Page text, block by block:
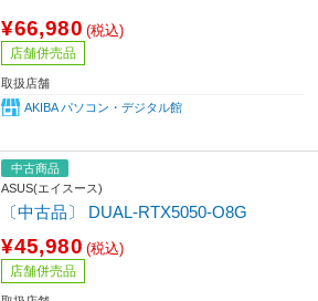
¥66,980 (税込)
店舗併売品
取扱店舗
AKIBA パソコン・デジタル館
中古商品
ASUS(エイスース)
〔中古品〕 DUAL-RTX5050-O8G
¥45,980 (税込)
店舗併売品